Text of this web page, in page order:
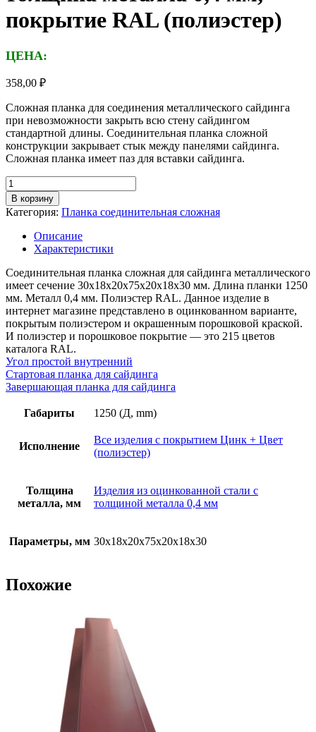
покрытие RAL (полиэстер)
ЦЕНА:
358,00 ₽
Сложная планка для соединения металлического сайдинга
при невозможности закрыть всю стену сайдингом
стандартной длины. Соединительная планка сложной
конструкции закрывает стык между панелями сайдинга.
Сложная планка имеет паз для вставки сайдинга.
Количество
товара
Планка
соединительная
сложная,
длина
1,25м,
толщина
металла
0,4
мм,
покрытие
RAL
(полиэстер)
В корзину
Категория: Планка соединительная сложная
Описание
Характеристики
Соединительная планка сложная для сайдинга металлического
имеет сечение 30х18х20х75х20х18х30 мм. Длина планки 1250
мм. Металл 0,4 мм. Полиэстер RAL. Данное изделие в
интернет магазине представлено в оцинкованном варианте,
покрытым полиэстером и окрашенным порошковой краской.
И полиэстер и порошковое покрытие — это 215 цветов
каталога RAL.
Угол простой внутренний
Стартовая планка для сайдинга
Завершающая планка для сайдинга
Габариты 1250 (Д, mm)
Исполнение
Все изделия с покрытием Цинк + Цвет
(полиэстер)
Толщина
металла, мм
Изделия из оцинкованной стали с
толщиной металла 0,4 мм
Параметры, мм 30х18х20х75х20х18х30
Похожие